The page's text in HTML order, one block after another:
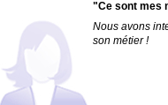
"Ce sont mes
Nous avons
son métier !